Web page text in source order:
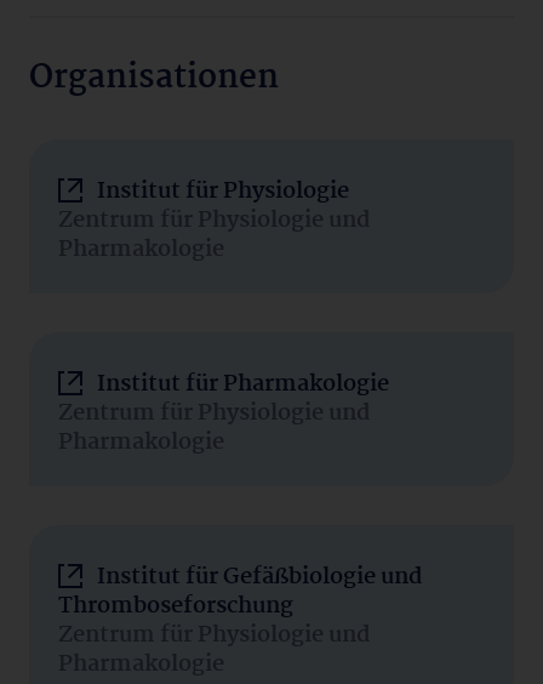
Organisationen
Institut für Physiologie
Zentrum für Physiologie und
Pharmakologie
Institut für Pharmakologie
Zentrum für Physiologie und
Pharmakologie
Institut für Gefäßbiologie und
Thromboseforschung
Zentrum für Physiologie und
Pharmakologie